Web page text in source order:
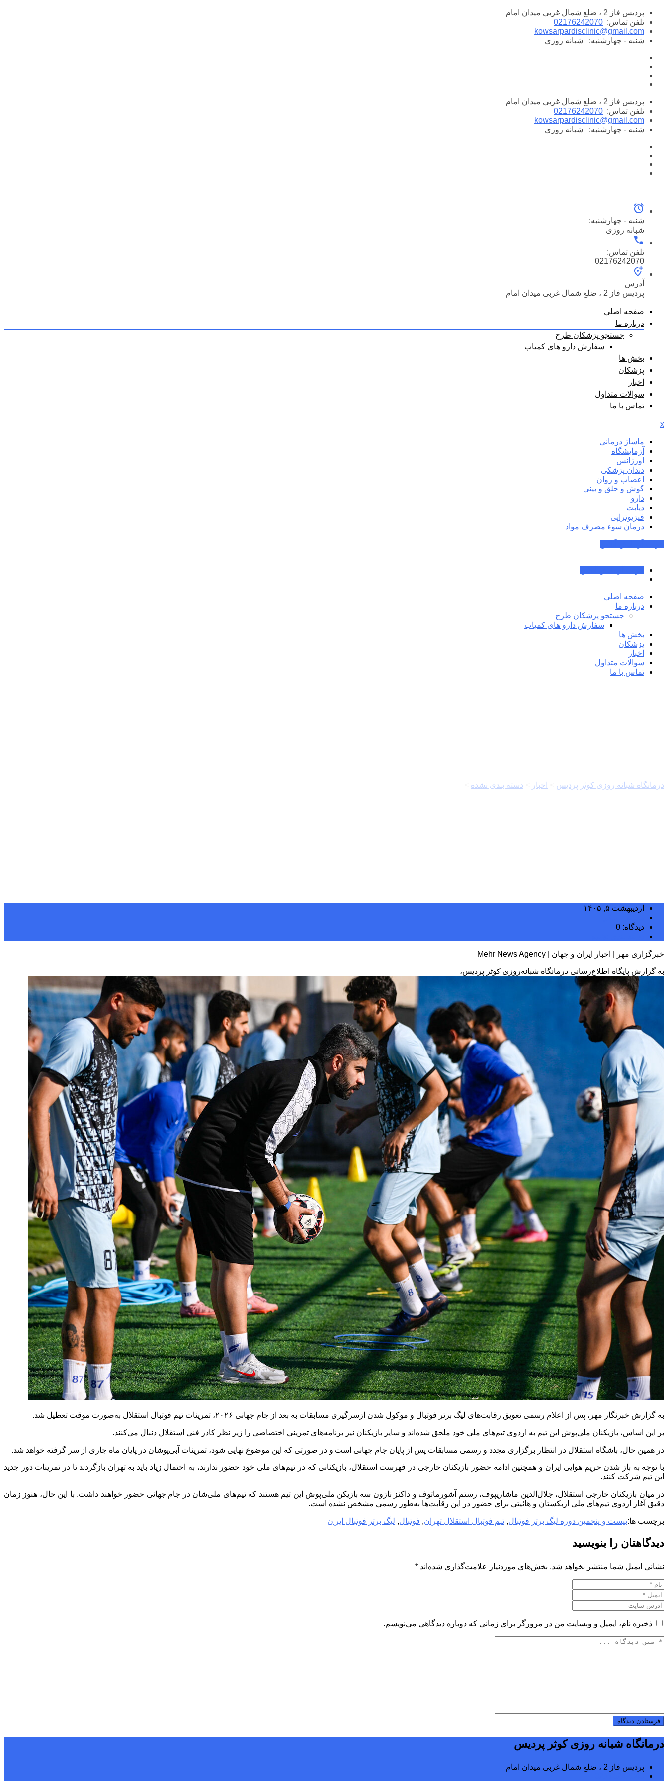
پرش
محتوا
پردیس فاز 2 ، ضلع شمال غربی میدان امام
تلفن تماس: 02176242070
kowsarpardisclinic@gmail.com
شنبه - چهارشنبه:
شبانه روزی
پردیس فاز 2 ، ضلع شمال غربی میدان امام
تلفن تماس: 02176242070
kowsarpardisclinic@gmail.com
شنبه - چهارشنبه:
شبانه روزی
شنبه - چهارشنبه:
شبانه روزی
تلفن تماس:
02176242070
آدرس
پردیس فاز 2 ، ضلع شمال غربی میدان امام
صفحه اصلی
درباره ما
جستجو پزشکان طرح
سفارش دارو های کمیاب
بخش ها
پزشکان
اخبار
سوالات متداول
تماس با ما
x
ماساژ درمانی
آزمایشگاه
اورژانس
دندان پزشکی
اعصاب و روان
گوش و حلق و بینی
دارو
دیابت
فیزیوتراپی
درمان سوء مصرف مواد
صفحه اصلی
درباره ما
جستجو پزشکان طرح
سفارش دارو های کمیاب
بخش ها
پزشکان
اخبار
سوالات متداول
تماس با ما
درمانگاه شبانه روزی کوثر پردیس اخبار دسته بندی نشده
اردیبهشت ۵, ۱۴۰۵
دیدگاه: 0
خبرگزاری مهر | اخبار ایران و جهان | Mehr News Agency
به گزارش پایگاه اطلاع‌رسانی درمانگاه شبانه‌روزی کوثر پردیس،
به گزارش خبرنگار مهر، پس از اعلام رسمی تعویق رقابت‌های لیگ برتر فوتبال و موکول شدن ازسرگیری مسابقات به بعد از جام جهانی ۲۰۲۶، تمرینات تیم فوتبال استقلال به‌صورت موقت تعطیل شد.
بر این اساس، بازیکنان ملی‌پوش این تیم به اردوی تیم‌های ملی خود ملحق شده‌اند و سایر بازیکنان نیز برنامه‌های تمرینی اختصاصی را زیر نظر کادر فنی استقلال دنبال می‌کنند.
در همین حال، باشگاه استقلال در انتظار برگزاری مجدد و رسمی مسابقات پس از پایان جام جهانی است و در صورتی که این موضوع نهایی شود، تمرینات آبی‌پوشان در پایان ماه جاری از سر گرفته خواهد شد.
با توجه به باز شدن حریم هوایی ایران و همچنین ادامه حضور بازیکنان خارجی در فهرست استقلال، بازیکنانی که در تیم‌های ملی خود حضور ندارند، به احتمال زیاد باید به تهران بازگردند تا در تمرینات دور جدید
این تیم شرکت کنند.
در میان بازیکنان خارجی استقلال، جلال‌الدین ماشاریپوف، رستم آشورماتوف و داکنز نازون سه بازیکن ملی‌پوش این تیم هستند که تیم‌های ملی‌شان در جام جهانی حضور خواهند داشت. با این حال، هنوز زمان
دقیق آغاز اردوی تیم‌های ملی ازبکستان و هائیتی برای حضور در این رقابت‌ها به‌طور رسمی مشخص نشده است.
برچسب ها:بیست و پنجمین دوره لیگ برتر فوتبال, تیم فوتبال استقلال تهران, فوتبال, لیگ برتر فوتبال ایران
دیدگاهتان را بنویسید
نشانی ایمیل شما منتشر نخواهد شد. بخش‌های موردنیاز علامت‌گذاری شده‌اند *
ذخیره نام، ایمیل و وبسایت من در مرورگر برای زمانی که دوباره دیدگاهی می‌نویسم.
درمانگاه شبانه روزی کوثر پردیس
پردیس فاز 2 ، ضلع شمال غربی میدان امام